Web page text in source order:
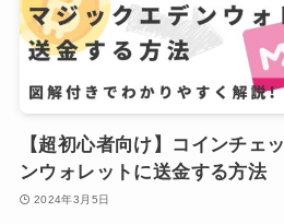
【超初心者向け】コインチェ
ンウォレットに送金する方法
2024年3月5日